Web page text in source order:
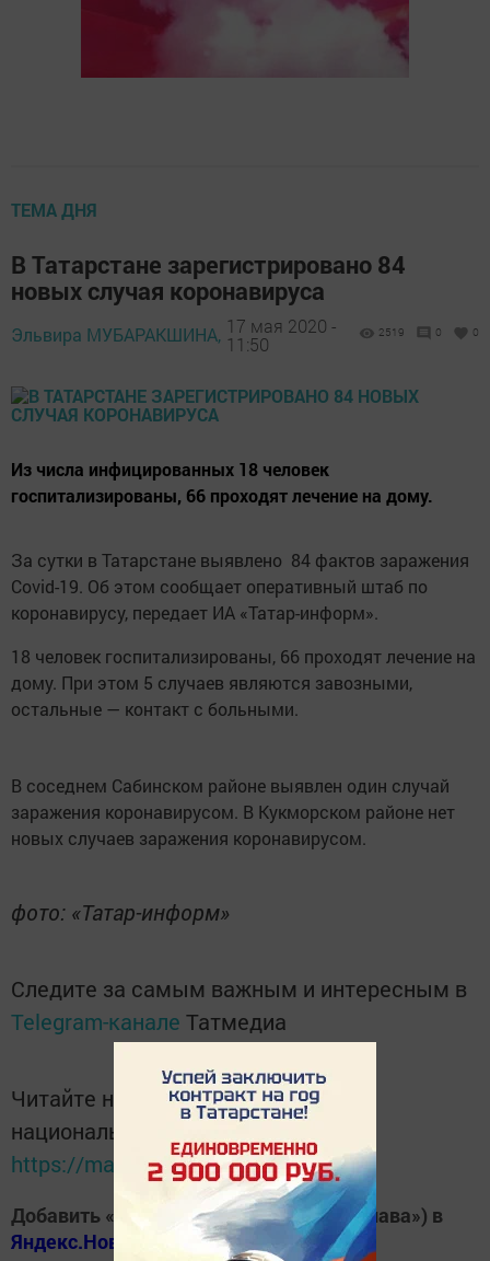
ТЕМА ДНЯ
В Татарстане зарегистрировано 84
новых случая коронавируса
Эльвира МУБАРАКШИНА, 17 мая 2020 -
11:50
2519 0 0
Из числа инфицированных 18 человек
госпитализированы, 66 проходят лечение на дому.
За сутки в Татарстане выявлено 84 фактов заражения
Covid-19. Об этом сообщает оперативный штаб по
коронавирусу, передает ИА «Татар-информ».
18 человек госпитализированы, 66 проходят лечение на
дому. При этом 5 случаев являются завозными,
остальные — контакт с больными.
В соседнем Сабинском районе выявлен один случай
заражения коронавирусом. В Кукморском районе нет
новых случаев заражения коронавирусом.
фото: «Татар-информ»
Следите за самым важным и интересным в
Telegram-канале Татмедиа
Читайте новости Татарстана в
национальном мессенджере MАХ:
https://max.ru/tatmedia
Добавить «Хезмэт даны» («Трудовая слава») в
Яндекс.Новости